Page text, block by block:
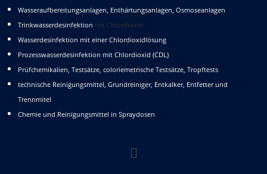
Wasseraufbereitungsanlagen, Enthärtungsanlagen, Osmoseanlagen
Trinkwasserdesinfektion mit Chlordioxid
Wasserdesinfektion mit einer Chlordioxidlösung
Prozesswasserdesinfektion mit Chlordioxid (CDL)
Prüfchemikalien, Testsätze, coloriemetrische Testsätze, Tropftests
technische Reinigungsmittel, Grundreiniger, Entkalker, Entfetter und
Trennmitel
Chemie und Reinigungsmittel in Spraydosen